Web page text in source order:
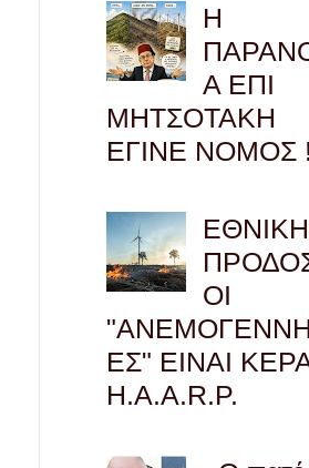
Η
Α ΕΠΙ
ΜΗΤΣΟΤΑΚΗ
ΕΓΙΝΕ ΝΟΜΟΣ
ΕΘΝΙΚΗ
ΟΙ
ΕΣ" ΕΙΝΑΙ
H.A.A.R.P.